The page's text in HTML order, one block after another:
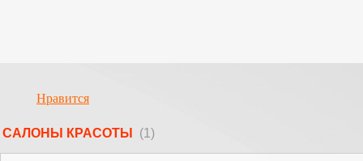
Нравится
CАЛОНЫ КРАСОТЫ (1)